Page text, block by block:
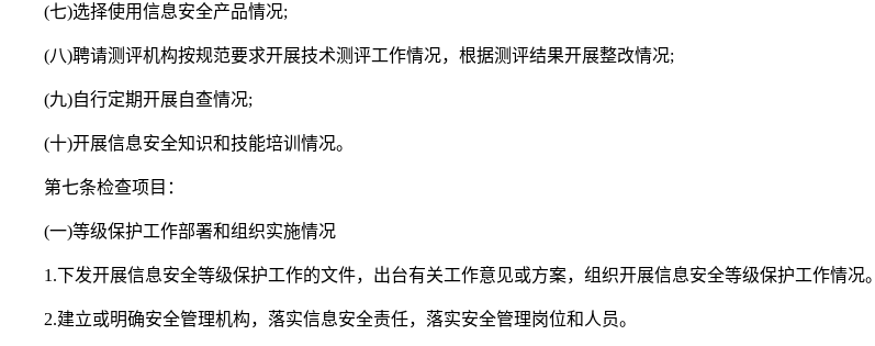
(七)选择使用信息安全产品情况;
(八)聘请测评机构按规范要求开展技术测评工作情况，根据测评结果开展整改情况;
(九)自行定期开展自查情况;
(十)开展信息安全知识和技能培训情况。
第七条检查项目：
(一)等级保护工作部署和组织实施情况
1.下发开展信息安全等级保护工作的文件，出台有关工作意见或方案，组织开展信息安全等级保护工作情况。
2.建立或明确安全管理机构，落实信息安全责任，落实安全管理岗位和人员。